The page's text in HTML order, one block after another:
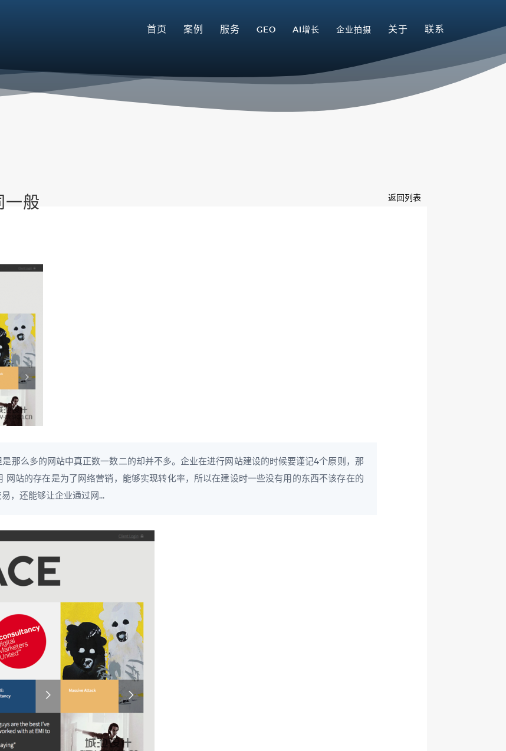
首页 案例 服务 GEO AI增长 企业拍摄 关于 联系
返回列表
一般
那么多的网站中真正数一数二的却并不多。企业在进行网站建设的时候要谨记4个原则，那
站的存在是为了网络营销，能够实现转化率，所以在建设时一些没有用的东西不该存在的
，还能够让企业通过网...